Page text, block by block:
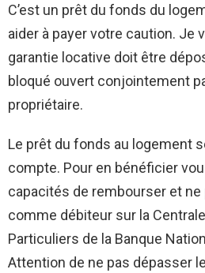
C’est un prêt du fonds du
aider à payer votre caution. Je
garantie locative doit être
bloqué ouvert conjointement
propriétaire.
Le prêt du fonds au logement
compte. Pour en bénéficier
capacités de rembourser et
comme débiteur sur la
Particuliers de la Banque
Attention de ne pas dépasser